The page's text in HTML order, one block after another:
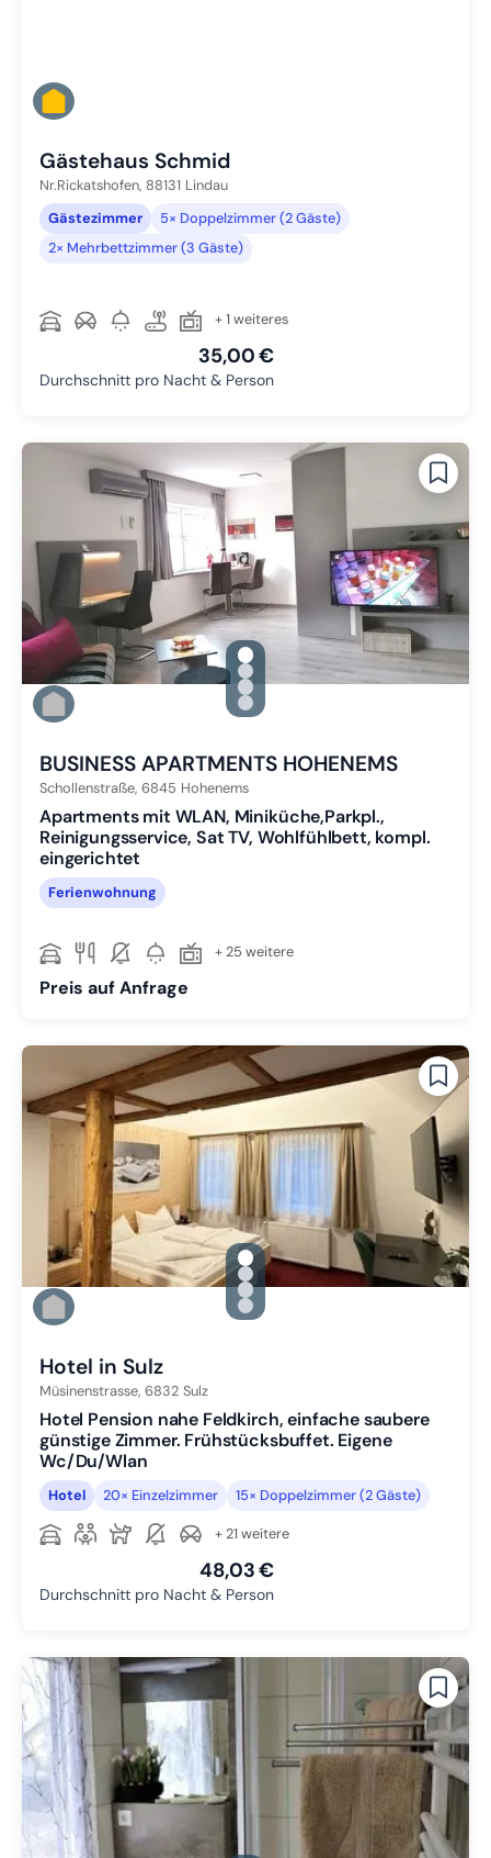
Gästehaus Schmid
Nr.Rickatshofen, 88131 Lindau
Gästezimmer
5× Doppelzimmer (2 Gäste)
2× Mehrbettzimmer (3 Gäste)
+ 1 weiteres
35,00 €
Durchschnitt pro Nacht & Person
gallery.slide_selector
Zu Slide 1 wechseln
Zu Slide 2 wechseln
Zu Slide 3 wechseln
Zu Slide 4 wechseln
BUSINESS APARTMENTS HOHENEMS
Schollenstraße, 6845 Hohenems
Apartments mit WLAN, Miniküche,Parkpl.,
Reinigungsservice, Sat TV, Wohlfühlbett, kompl.
eingerichtet
Ferienwohnung
+ 25 weitere
Preis auf Anfrage
gallery.slide_selector
Zu Slide 1 wechseln
Zu Slide 2 wechseln
Zu Slide 3 wechseln
Zu Slide 4 wechseln
Hotel in Sulz
Müsinenstrasse, 6832 Sulz
Hotel Pension nahe Feldkirch, einfache saubere
günstige Zimmer. Frühstücksbuffet. Eigene
Wc/Du/Wlan
Hotel 20× Einzelzimmer 15× Doppelzimmer (2 Gäste)
+ 21 weitere
48,03 €
Durchschnitt pro Nacht & Person